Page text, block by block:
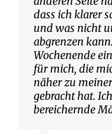
dass ich klarer
und was nicht
abgrenzen
Wochenende
für mich, die
näher zu
gebracht hat.
bereichernde